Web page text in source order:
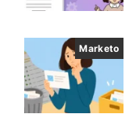
Marketo